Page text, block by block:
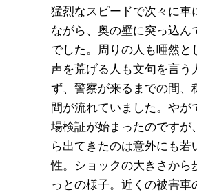
猛烈なスピードで次々に車
ながら、奥の壁に突っ込ん
でした。周りの人も唖然と
声を荒げる人も文句を言う
ず、警察が来るまでの間、
間が流れていました。やが
場検証が始まったのですが
ら出てきたのは意外にも若
性。ショックの大きさから
っとの様子。近くの被害車